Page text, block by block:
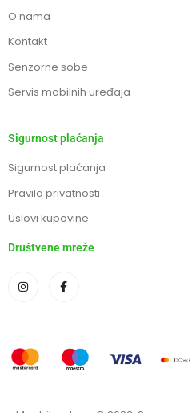
O nama
Kontakt
Senzorne sobe
Servis mobilnih uređaja
Sigurnost plaćanja
Sigurnost plaćanja
Pravila privatnosti
Uslovi kupovine
Društvene mreže